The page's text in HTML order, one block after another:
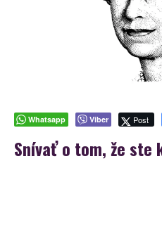
Whatsapp Viber Post
Snívať o tom, že ste